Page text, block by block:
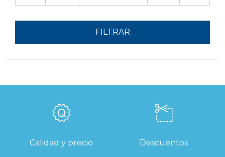
FILTRAR
Calidad y precio Descuentos